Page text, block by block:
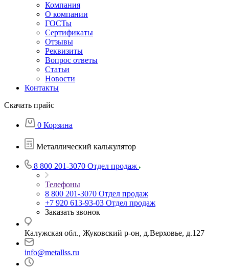
Компания
О компании
ГОСТы
Сертификаты
Отзывы
Реквизиты
Вопрос ответы
Статьи
Новости
Контакты
Скачать прайс
0 Корзина
Металлический калькулятор
8 800 201-3070 Отдел продаж
Телефоны
8 800 201-3070 Отдел продаж
+7 920 613-93-03 Отдел продаж
Заказать звонок
Калужская обл., Жуковский р-он, д.Верховье, д.127
info@metallss.ru